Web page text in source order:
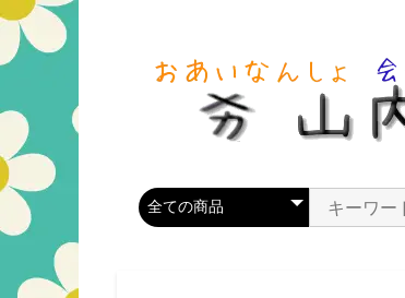
商品カテゴリを選択 商品名やキ